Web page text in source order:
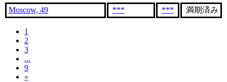
Moscow, 49
*** *** 満期済み
1
2
3
...
9
»